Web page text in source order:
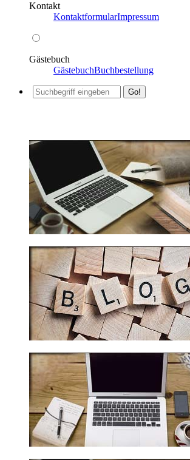
Kontakt
KontaktformularImpressum
Gästebuch
GästebuchBuchbestellung